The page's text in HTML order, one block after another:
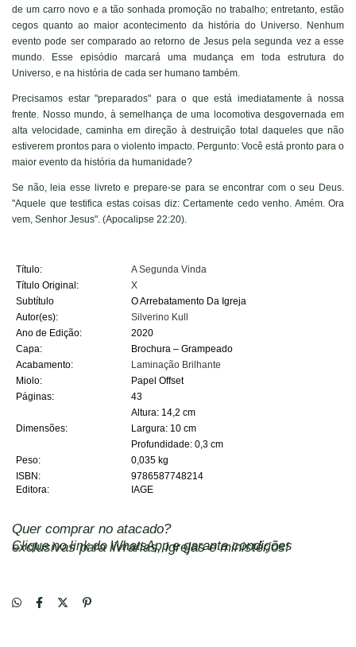
de um carro novo e a tão sonhada promoção no trabalho; entretanto, estão
cegos quanto ao maior acontecimento da história do Universo. Nenhum
evento pode ser comparado ao retorno de Jesus pela segunda vez a esse
mundo. Esse episódio marcará uma mudança em toda estrutura do
Universo, e na história de cada ser humano também.
Precisamos estar "preparados" para o que está imediatamente à nossa
frente. Nosso mundo, à semelhança de uma locomotiva desgovernada em
alta velocidade, caminha em direção à destruição total daqueles que não
estiverem prontos para o violento impacto. Pergunto: Você está pronto para o
maior evento da história da humanidade?
Se não, leia esse livreto e prepare-se para se encontrar com o seu Deus.
"Aquele que testifica estas coisas diz: Certamente cedo venho. Amém. Ora
vem, Senhor Jesus". (Apocalipse 22:20).
Título:
A Segunda Vinda
Título Original:
X
Subtítulo
O Arrebatamento Da Igreja
Autor(es):
Silverino Kull
Ano de Edição:
2020
Capa:
Brochura – Grampeado
Acabamento:
Laminação Brilhante
Miolo:
Papel Offset
Páginas:
43
Dimensões:
Altura: 14,2 cm
Largura: 10 cm
Profundidade: 0,3 cm
Peso:
0,035 kg
ISBN:
9786587748214
Editora:
IAGE
Quer comprar no atacado?
Clique no link do WhatsApp
e garanta condições exclusivas para livrarias, igrejas e ministérios!